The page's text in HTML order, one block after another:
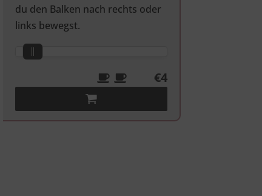
du den Balken nach rechts oder
links bewegst.
€4